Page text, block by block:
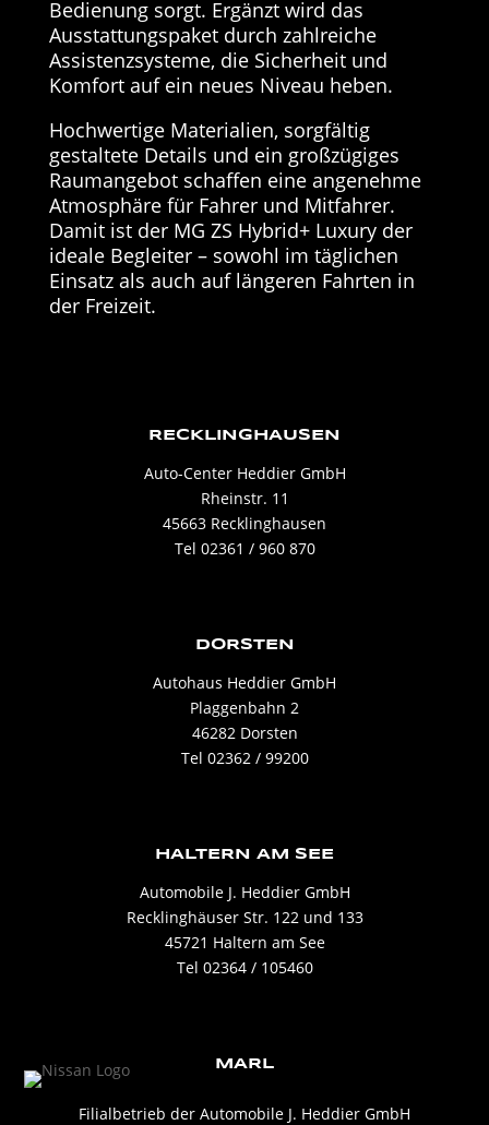
Bedienung sorgt. Ergänzt wird das
Ausstattungspaket durch zahlreiche
Assistenzsysteme, die Sicherheit und
Komfort auf ein neues Niveau heben.
Hochwertige Materialien, sorgfältig
gestaltete Details und ein großzügiges
Raumangebot schaffen eine angenehme
Atmosphäre für Fahrer und Mitfahrer.
Damit ist der MG ZS Hybrid+ Luxury der
ideale Begleiter – sowohl im täglichen
Einsatz als auch auf längeren Fahrten in
der Freizeit.
RECKLINGHAUSEN
Auto-Center Heddier GmbH
Rheinstr. 11
45663 Recklinghausen
Tel 02361 / 960 870
DORSTEN
Autohaus Heddier GmbH
Plaggenbahn 2
46282 Dorsten
Tel 02362 / 99200
HALTERN AM SEE
Automobile J. Heddier GmbH
Recklinghäuser Str. 122 und 133
45721 Haltern am See
Tel 02364 / 105460
MARL
Filialbetrieb der Automobile J. Heddier GmbH